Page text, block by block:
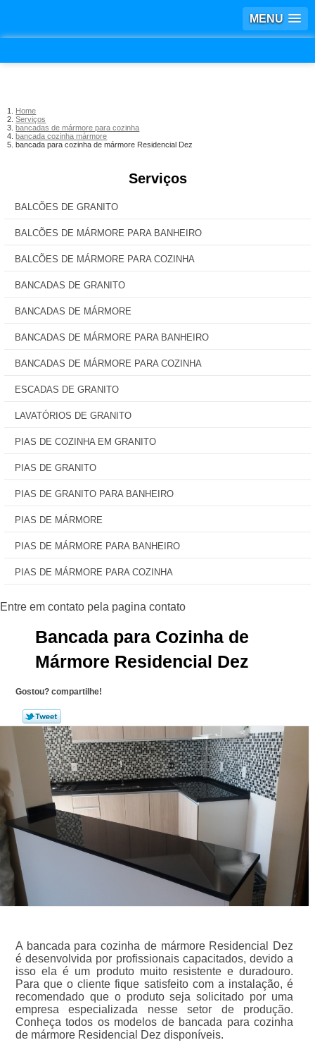
MENU
Home
Serviços
bancadas de mármore para cozinha
bancada cozinha mármore
bancada para cozinha de mármore Residencial Dez
Serviços
BALCÕES DE GRANITO
BALCÕES DE MÁRMORE PARA BANHEIRO
BALCÕES DE MÁRMORE PARA COZINHA
BANCADAS DE GRANITO
BANCADAS DE MÁRMORE
BANCADAS DE MÁRMORE PARA BANHEIRO
BANCADAS DE MÁRMORE PARA COZINHA
ESCADAS DE GRANITO
LAVATÓRIOS DE GRANITO
PIAS DE COZINHA EM GRANITO
PIAS DE GRANITO
PIAS DE GRANITO PARA BANHEIRO
PIAS DE MÁRMORE
PIAS DE MÁRMORE PARA BANHEIRO
PIAS DE MÁRMORE PARA COZINHA
Bancada para Cozinha de
Mármore Residencial Dez
Gostou? compartilhe!
A bancada para cozinha de mármore Residencial Dez
é desenvolvida por profissionais capacitados, devido a
isso ela é um produto muito resistente e duradouro.
Para que o cliente fique satisfeito com a instalação, é
recomendado que o produto seja solicitado por uma
empresa especializada nesse setor de produção.
Conheça todos os modelos de bancada para cozinha
de mármore Residencial Dez disponíveis.